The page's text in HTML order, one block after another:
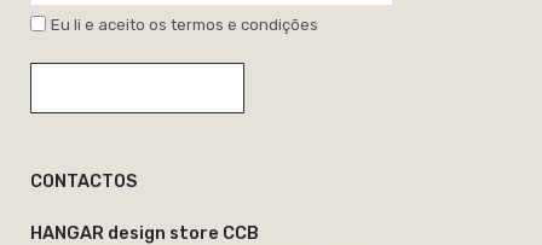
Eu li e aceito os termos e condições
CONTACTOS
HANGAR design store CCB